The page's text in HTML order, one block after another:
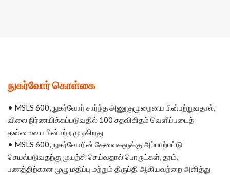
நுகர்வோர் கொள்கை
• MSLS 600, நுகர்வோர் சார்ந்த அணுகுமுறையை பின்பற்றுவதால்,
விலை நிர்ணயிக்கப்படுவதில் 100 சதவிகிதம் வெளிப்படைத்
தன்மையை பின்பற்ற முடிகிறது
• MSLS 600, நுகர்வோரின் தேவைகளுக்கு அப்பாற்பட்டு
செயல்படுவதற்கு முயற்சி செய்வதால் பொருட்கள், தரம்,
பணத்திற்கான முழு மதிப்பு மற்றும் திருப்தி ஆகியவற்றை அளித்து